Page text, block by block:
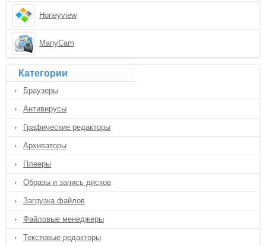
Honeyview
ManyCam
Категории
Браузеры
Антивирусы
Графические редакторы
Архиваторы
Плееры
Образы и запись дисков
Загрузка файлов
Файловые менеджеры
Текстовые редакторы